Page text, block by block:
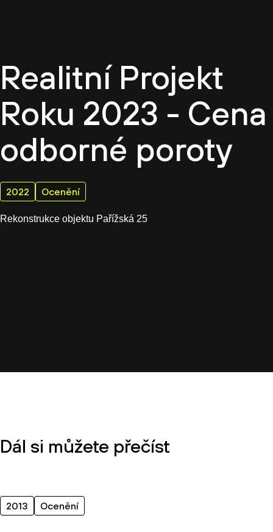
Realitní Projekt
Roku 2023 - Cena
odborné poroty
2022 Ocenění
Rekonstrukce objektu Pařížská 25
Dál si můžete přečíst
2013 Ocenění